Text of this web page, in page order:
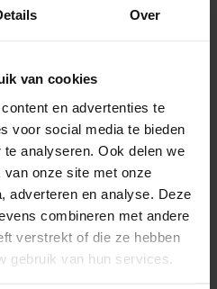
Over
van cookies
en advertenties te
voor social media te bieden
analyseren. Ook delen we
onze site met onze
adverteren en analyse. Deze
combineren met andere
verstrekt of die ze hebben
gebruik van hun services.
gangen, sanitaire
De
van 80–89, wat zorgt
en consistente
direct vol licht zonder
lamp is niet dimbaar.
circa 30.000 uur is dit een
oplossing voor
lichtopbrengst ligt rond
met de